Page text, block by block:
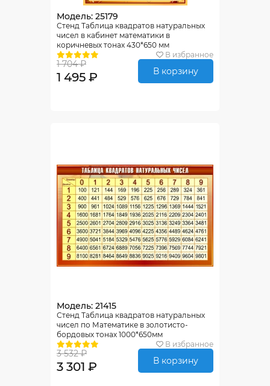
Модель: 25179
Стенд Таблица квадратов натуральных
чисел в кабинет математики в
коричневых тонах 430*650 мм
В избранное
1 704 ₽
1 495 ₽ В корзину
Модель: 21415
Стенд Таблица квадратов натуральных
чисел по Математике в золотисто-
бордовых тонах 1000*650мм
В избранное
3 532 ₽
3 301 ₽ В корзину